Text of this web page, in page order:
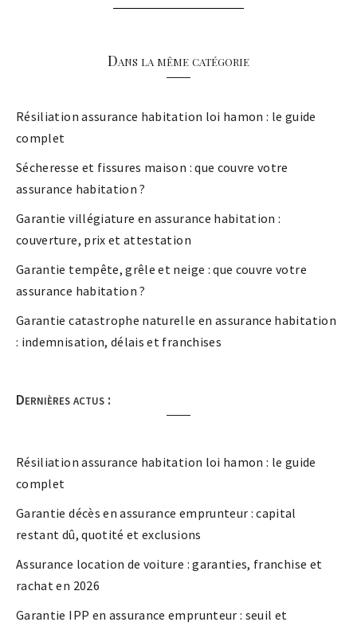
Dans la même catégorie
Résiliation assurance habitation loi hamon : le guide
complet
Sécheresse et fissures maison : que couvre votre
assurance habitation ?
Garantie villégiature en assurance habitation :
couverture, prix et attestation
Garantie tempête, grêle et neige : que couvre votre
assurance habitation ?
Garantie catastrophe naturelle en assurance habitation
: indemnisation, délais et franchises
Dernières actus :
Résiliation assurance habitation loi hamon : le guide
complet
Garantie décès en assurance emprunteur : capital
restant dû, quotité et exclusions
Assurance location de voiture : garanties, franchise et
rachat en 2026
Garantie IPP en assurance emprunteur : seuil et